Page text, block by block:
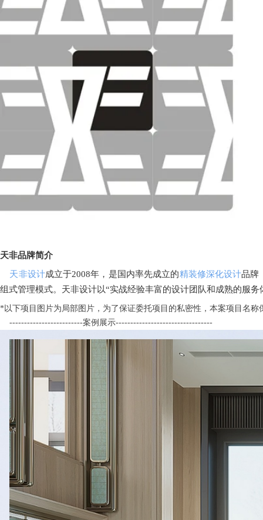
天非品牌简介
天非设计成立于2008年，是国内率先成立的精装修深化设计品牌
组式管理模式。天非设计以“实战经验丰富的设计团队和成熟的服
*以下项目图片为局部图片，为了保证委托项目的私密性，本案项目名称
-------------------------案例展示---------------------------------